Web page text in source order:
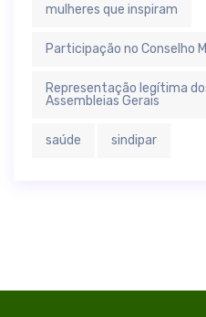
mulheres que inspiram
Participação no Conselho
Representação legítima
Assembleias Gerais
saúde sindipar